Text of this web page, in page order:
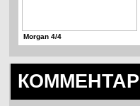
Morgan 4/4